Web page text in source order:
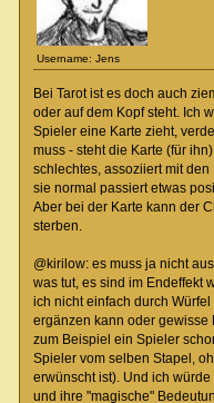
Username: Jens
Bei Tarot ist es doch auch
oder auf dem Kopf steht. Ich
Spieler eine Karte zieht,
muss - steht die Karte (für
schlechtes, assoziiert mit
sie normal passiert etwas
Aber bei der Karte kann der
sterben.
@kirilow: es muss ja nicht
was tut, es sind im Endeffekt
ich nicht einfach durch
ergänzen kann oder gewisse
zum Beispiel ein Spieler
Spieler vom selben Stapel,
erwünscht ist). Und ich
und ihre "magische"